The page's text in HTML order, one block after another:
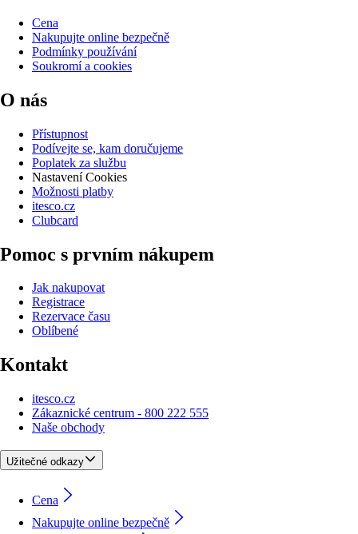
Cena
Nakupujte online bezpečně
Podmínky používání
Soukromí a cookies
O nás
Přístupnost
Podívejte se, kam doručujeme
Poplatek za službu
Nastavení Cookies
Možnosti platby
itesco.cz
Clubcard
Pomoc s prvním nákupem
Jak nakupovat
Registrace
Rezervace času
Oblíbené
Kontakt
itesco.cz
Zákaznické centrum - 800 222 555
Naše obchody
Užitečné odkazy
Cena
Nakupujte online bezpečně